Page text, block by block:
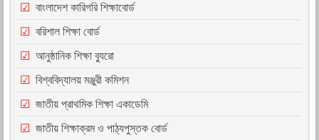
বাংলাদেশ কারিগরি শিক্ষাবোর্ড
বরিশাল শিক্ষা বোর্ড
আনুষ্ঠানিক শিক্ষা ব্যুরো
বিশ্ববিদ্যালয় মঞ্জুরী কমিশন
জাতীয় প্রাথমিক শিক্ষা একাডেমি
জাতীয় শিক্ষাক্রম ও পাঠ্যপুস্তক বোর্ড